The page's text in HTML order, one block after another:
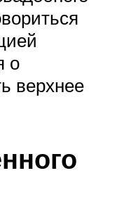
о
верхнее